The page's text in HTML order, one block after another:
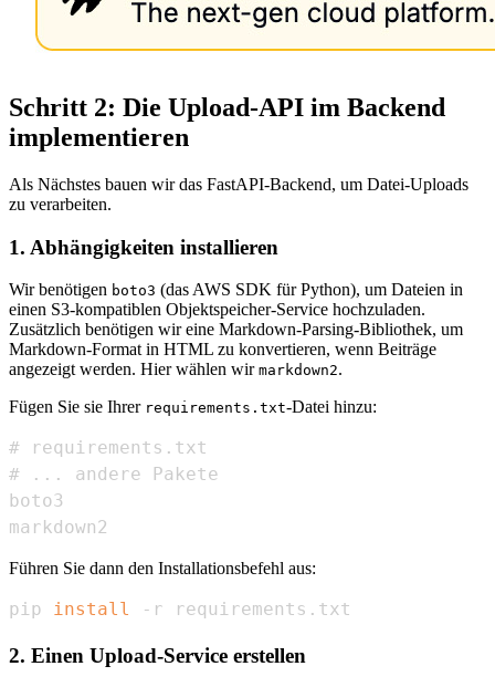
Schritt 2: Die Upload-API im Backend
implementieren
Als Nächstes bauen wir das FastAPI-Backend, um Datei-Uploads
zu verarbeiten.
1. Abhängigkeiten installieren
Wir benötigen boto3 (das AWS SDK für Python), um Dateien in
einen S3-kompatiblen Objektspeicher-Service hochzuladen.
Zusätzlich benötigen wir eine Markdown-Parsing-Bibliothek, um
Markdown-Format in HTML zu konvertieren, wenn Beiträge
angezeigt werden. Hier wählen wir markdown2.
Fügen Sie sie Ihrer requirements.txt-Datei hinzu:
markdown2
Führen Sie dann den Installationsbefehl aus:
pip install -r requirements.txt
2. Einen Upload-Service erstellen